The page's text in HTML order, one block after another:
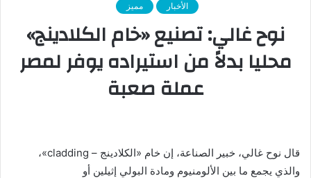
الأخبار مميز
نوح غالي: تصنيع «خام الكلادينج»
محليا بدلاً من استيراده يوفر لمصر
عملة صعبة
قال نوح غالي، خبير الصناعة، إن خام «الكلادينج – cladding»،
والذي يجمع ما بين الألومنيوم ومادة البولي إثيلين أو